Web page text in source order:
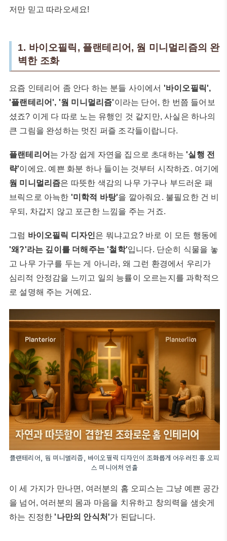
저만 믿고 따라오세요!
1. 바이오필릭, 플랜테리어, 웜 미니멀리즘의 완
벽한 조화
요즘 인테리어 좀 안다 하는 분들 사이에서 '바이오필릭',
'플랜테리어', '웜 미니멀리즘'이라는 단어, 한 번쯤 들어보
셨죠? 이게 다 따로 노는 유행인 것 같지만, 사실은 하나의
큰 그림을 완성하는 멋진 퍼즐 조각들이랍니다.
플랜테리어 는 가장 쉽게 자연을 집으로 초대하는'실행 전
략'이에요. 예쁜 화분 하나 들이는 것부터 시작하죠. 여기에
웜 미니멀리즘은 따뜻한 색감의 나무 가구나 부드러운 패
브릭으로 아늑한 '미학적 바탕'을 깔아줘요. 불필요한 건 비
우되, 차갑지 않고 포근한 느낌을 주는 거죠.
그럼 바이오필릭 디자인은 뭐냐고요? 바로 이 모든 행동에
'왜?'라는 깊이를 더해주는 '철학'입니다. 단순히 식물을 놓
고 나무 가구를 두는 게 아니라, 왜 그런 환경에서 우리가
심리적 안정감을 느끼고 일의 능률이 오르는지를 과학적으
로 설명해 주는 거예요.
플랜테리어, 웜 미니멀리즘, 바이오필릭 디자인이 조화롭게 어우러진 홈 오피
스 미니어처 연출
이 세 가지가 만나면, 여러분의 홈 오피스는 그냥 예쁜 공간
을 넘어, 여러분의 몸과 마음을 치유하고 창의력을 샘솟게
하는 진정한'나만의 안식처'가 된답니다.